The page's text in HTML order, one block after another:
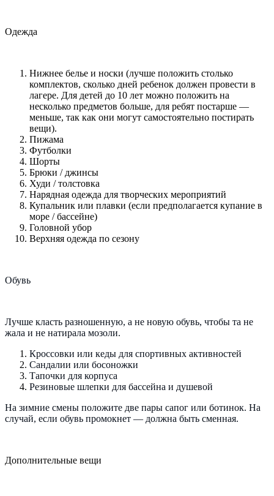
Одежда
Нижнее белье и носки (лучше положить столько
комплектов, сколько дней ребенок должен провести в
лагере. Для детей до 10 лет можно положить на
несколько предметов больше, для ребят постарше —
меньше, так как они могут самостоятельно постирать
вещи).
Пижама
Футболки
Шорты
Брюки / джинсы
Худи / толстовка
Нарядная одежда для творческих мероприятий
Купальник или плавки (если предполагается купание в
море / бассейне)
Головной убор
Верхняя одежда по сезону
Обувь
Лучше класть разношенную, а не новую обувь, чтобы та не
жала и не натирала мозоли.
Кроссовки или кеды для спортивных активностей
Сандалии или босоножки
Тапочки для корпуса
Резиновые шлепки для бассейна и душевой
На зимние смены положите две пары сапог или ботинок. На
случай, если обувь промокнет — должна быть сменная.
Дополнительные вещи